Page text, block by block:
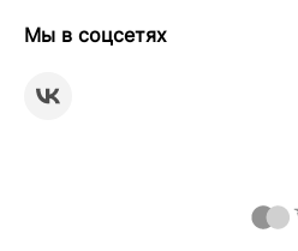
Мы в соцсетях